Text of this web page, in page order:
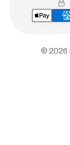
© 2026